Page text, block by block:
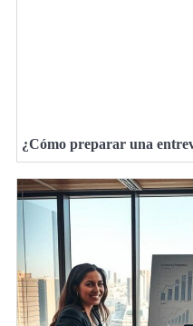
¿Cómo preparar una